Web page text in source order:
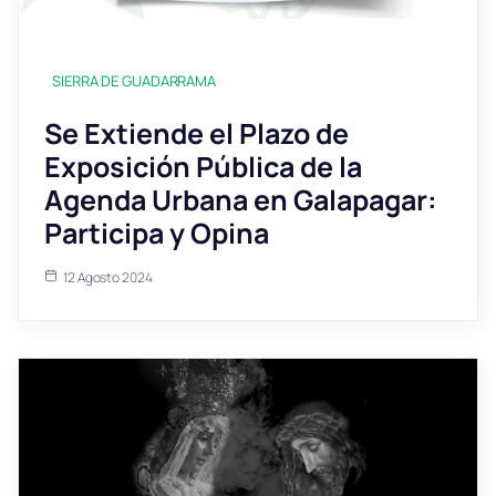
SIERRA DE GUADARRAMA
Se Extiende el Plazo de
Exposición Pública de la
Agenda Urbana en Galapagar:
Participa y Opina
12 Agosto 2024